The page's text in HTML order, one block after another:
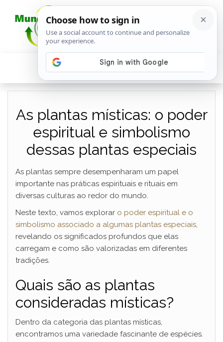
As plantas místicas: o poder
espiritual e simbolismo
dessas plantas especiais
As plantas sempre desempenharam um papel
importante nas práticas espirituais e rituais em
diversas culturas ao redor do mundo.
Neste texto, vamos explorar o poder espiritual e o
simbolismo associado a algumas plantas especiais,
revelando os significados profundos que elas
carregam e como são valorizadas em diferentes
tradições.
Quais são as plantas
consideradas místicas?
Dentro da categoria das plantas místicas,
encontramos uma variedade fascinante de espécies.